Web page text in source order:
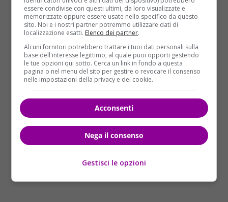
dell’uomo.
Sempre nella mattinata di oggi, una donna di 67 anni
è stata ritrovata agonizzante a causa di una ferita
alla gola nel parco di Villa Litta, zona nord diMilano
La donna, nonostante le manovre di rianimazione
messe in atto dai paramedici del 118 allertati dal
passante che l’ha trovata, è morta poco dopo.
Secondo la prima ricostruzione degli investigatori, la
vittima è stata colpita con un fendente che è
affondato di punta, non di taglio.
essere condivise con questi ultimi, da loro visualizzate e
memorizzate oppure essere usate nello specifico da questo
sito. Noi e i nostri partner potremmo utilizzare dati di
localizzazione esatti. Elenco dei partner.
Alcuni fornitori potrebbero trattare i tuoi dati personali sulla
base dell'interesse legittimo, al quale puoi opporti gestendo
le tue opzioni qui sotto. Cerca un link in fondo a questa
pagina o nel menu del sito per gestire o revocare il consenso
nelle impostazioni della privacy e dei cookie.
Acconsenti
Nega il consenso
Gestisci le opzioni